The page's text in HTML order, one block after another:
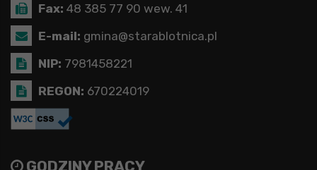
Fax: 48 385 77 90 wew. 41
E-mail: gmina@starablotnica.pl
NIP: 7981458221
REGON: 670224019
GODZINY PRACY